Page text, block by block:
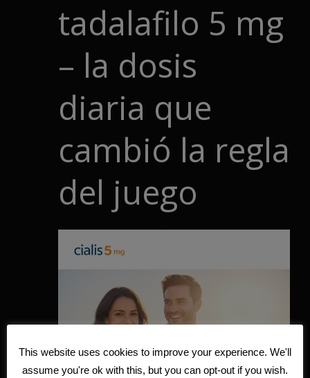
tadalafilo 5 mg
– la dosis
diaria que
cambió la regla
del juego
This website uses cookies to improve your experience. We'll
assume you're ok with this, but you can opt-out if you wish.